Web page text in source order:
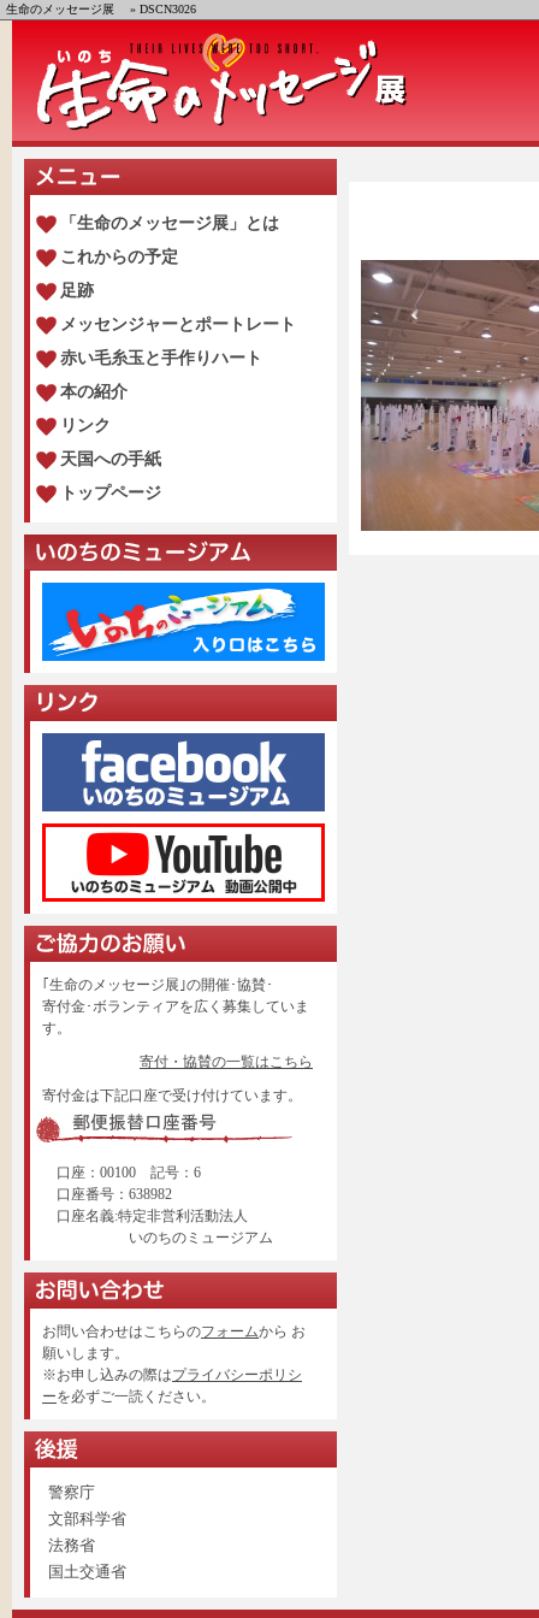
生命のメッセージ展 » DSCN3026
「生命のメッセージ展」とは
これからの予定
足跡
メッセンジャーとポートレート
赤い毛糸玉と手作りハート
本の紹介
リンク
天国への手紙
トップページ
｢生命のメッセージ展｣の開催･協賛･
寄付金･ボランティアを広く募集していま
す。
寄付・協賛の一覧はこちら
寄付金は下記口座で受け付けています。
口座：00100 記号：6
口座番号：638982
口座名義:特定非営利活動法人
いのちのミュージアム
お問い合わせはこちらのフォームから お
願いします。
※お申し込みの際はプライバシーポリシ
ーを必ずご一読ください。
警察庁
文部科学省
法務省
国土交通省